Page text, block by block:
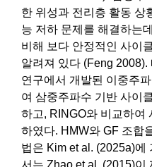
한 위성과 전리층 활동 상
능 저하 문제를 해결하는
비해 보다 안정적인 사이
알려져 있다 (Feng
연구에서 개발된 이중주
여 삼중주파수 기반 사이
하고, RINGO와 비교하여
하였다. HMW와 GF 조합
법은 Kim et al. (2025a)에
서는 Zhao et al. (2015)이